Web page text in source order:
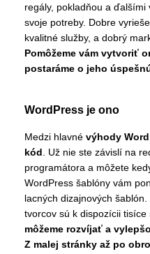
regály, pokladňou a
svoje potreby. Dobre
kvalitné služby, a dobrý
Pomôžeme vám vytvoriť
postaráme o jeho
WordPress je ono
Medzi hlavné výhody
kód . Už nie ste závislí na
programátora a môžete
WordPress šablóny vám
lacných dizajnových
tvorcov sú k dispozícii tisíce
môžeme rozvíjať a
Z malej stránky až po